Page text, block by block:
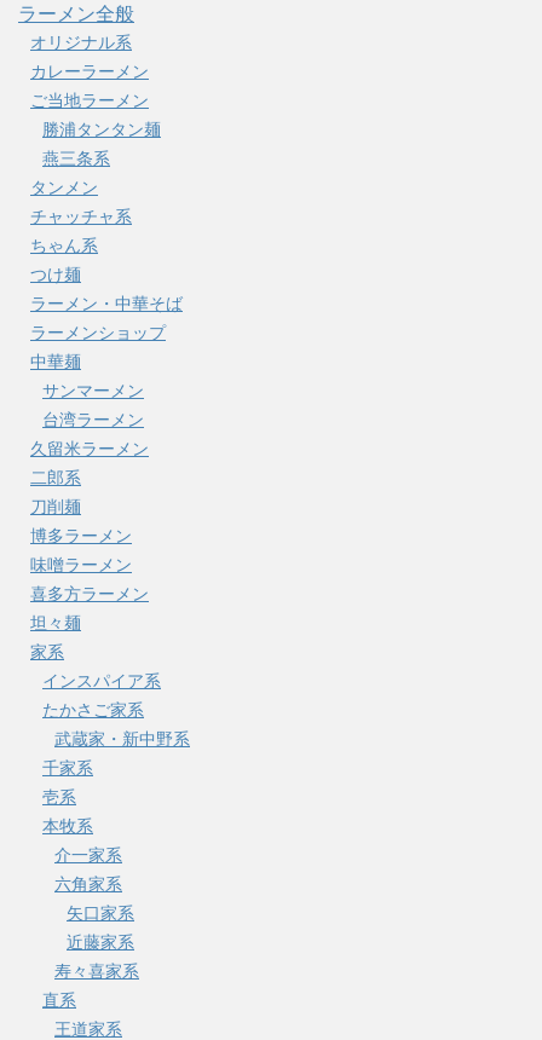
ラーメン全般
オリジナル系
カレーラーメン
ご当地ラーメン
勝浦タンタン麺
燕三条系
タンメン
チャッチャ系
ちゃん系
つけ麺
ラーメン・中華そば
ラーメンショップ
中華麺
サンマーメン
台湾ラーメン
久留米ラーメン
二郎系
刀削麺
博多ラーメン
味噌ラーメン
喜多方ラーメン
坦々麺
家系
インスパイア系
たかさご家系
武蔵家・新中野系
千家系
壱系
本牧系
介一家系
六角家系
矢口家系
近藤家系
寿々喜家系
直系
王道家系